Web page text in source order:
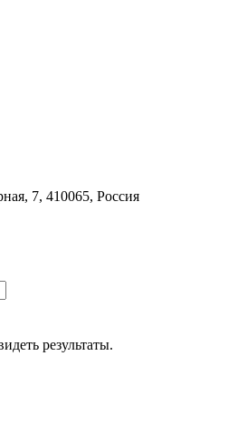
7, 410065, Россия
результаты.